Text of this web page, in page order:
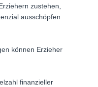
zustehen,
ausschöpfen
können Erzieher
finanzieller